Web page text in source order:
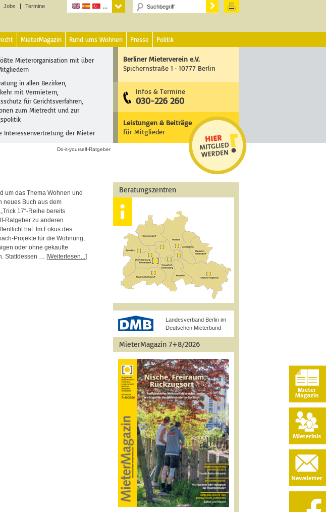
Jobs Termine
MieterMagazin Rund ums Wohnen Presse Politik
Mieterorganisation mit über
in allen Bezirken,
mit Vermietern,
für Gerichtsverfahren,
zum Mietrecht und zur
Interessenvertretung der Mieter
Berliner Mieterverein e.V.
Spichernstraße 1 · 10777 Berlin
Infos & Termine
030-226 260
Leistungen & Beiträge
für Mitglieder
Do-it-yourself-Ratgeber
um das Thema Wohnen und
neues Buch aus dem
17“-Reihe bereits
Ratgeber zu anderen
hat. Im Fokus des
Projekte für die Wohnung,
oder ohne gekaufte
Stattdessen … [Weiterlesen...]
Beratungszentren
Landesverband Berlin im
Deutschen Mieterbund
MieterMagazin 7+8/2026